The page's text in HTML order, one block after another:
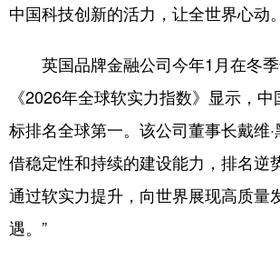
中国科技创新的活力，让全世界心动。
英国品牌金融公司今年1月在冬季
《2026年全球软实力指数》显示，
标排名全球第一。该公司董事长戴维
借稳定性和持续的建设能力，排名逆
通过软实力提升，向世界展现高质量
遇。”